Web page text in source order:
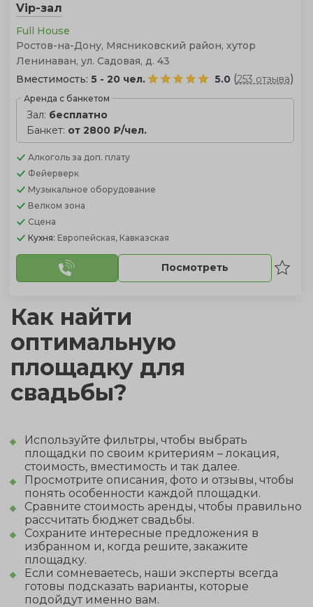
Vip-зал
Full House
Ростов-на-Дону, Мясниковский район, хутор
Ленинаван, ул. Садовая, д. 43
Вместимость: 5 - 20 чел. 5.0 (253 отзыва)
Аренда с банкетом
Зал: бесплатно
Банкет: от 2800 ₽/чел.
Алкоголь за доп. плату
Фейерверк
Музыкальное оборудование
Велком зона
Сцена
Кухня: Европейская, Кавказская
Посмотреть
Как найти
оптимальную
площадку для
свадьбы?
Используйте фильтры, чтобы выбрать
площадки по своим критериям – локация,
стоимость, вместимость и так далее.
Просмотрите описания, фото и отзывы, чтобы
понять особенности каждой площадки.
Сравните стоимость аренды, чтобы правильно
рассчитать бюджет свадьбы.
Сохраните интересные предложения в
избранном и, когда решите, закажите
площадку.
Если сомневаетесь, наши эксперты всегда
готовы подсказать варианты, которые
подойдут именно вам.